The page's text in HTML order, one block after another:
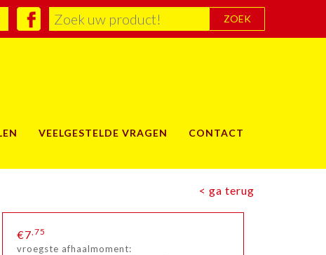
ZOEK
VEELGESTELDE VRAGEN CONTACT
< ga terug
€7,75
vroegste afhaalmoment: